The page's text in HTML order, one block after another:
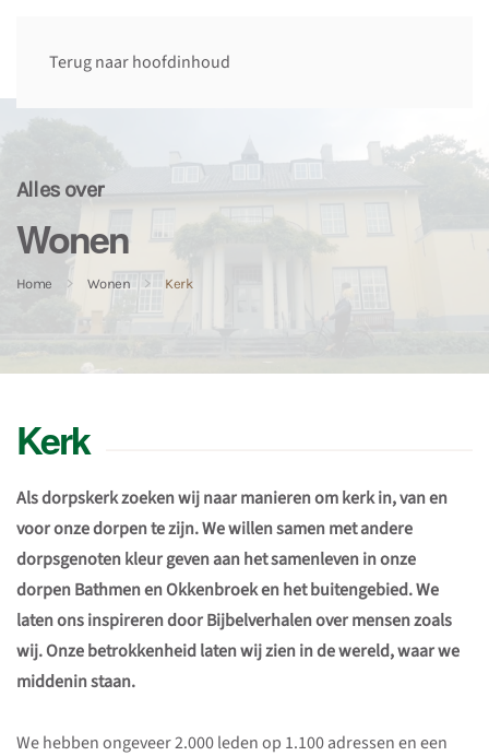
Terug naar hoofdinhoud
Alles over
Wonen
Home Wonen Kerk
Kerk
Als dorpskerk zoeken wij naar manieren om kerk in, van en
voor onze dorpen te zijn. We willen samen met andere
dorpsgenoten kleur geven aan het samenleven in onze
dorpen Bathmen en Okkenbroek en het buitengebied. We
laten ons inspireren door Bijbelverhalen over mensen zoals
wij. Onze betrokkenheid laten wij zien in de wereld, waar we
middenin staan.
We hebben ongeveer 2.000 leden op 1.100 adressen en een